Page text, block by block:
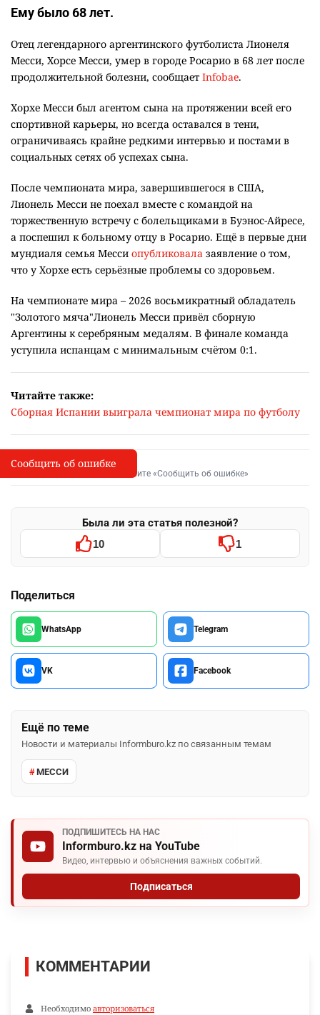
Ему было 68 лет.
Отец легендарного аргентинского футболиста Лионеля
Месси, Хорсе Месси, умер в городе Росарио в 68 лет после
продолжительной болезни, сообщает Infobae.
Хорхе Месси был агентом сына на протяжении всей его
спортивной карьеры, но всегда оставался в тени,
ограничиваясь крайне редкими интервью и постами в
социальных сетях об успехах сына.
После чемпионата мира, завершившегося в США,
Лионель Месси не поехал вместе с командой на
торжественную встречу с болельщиками в Буэнос-Айресе,
а поспешил к больному отцу в Росарио. Ещё в первые дни
мундиаля семья Месси опубликовала заявление о том,
что у Хорхе есть серьёзные проблемы со здоровьем.
На чемпионате мира – 2026 восьмикратный обладатель
"Золотого мяча"Лионель Месси привёл сборную
Аргентины к серебряным медалям. В финале команда
уступила испанцам с минимальным счётом 0:1.
Читайте также:
Сборная Испании выиграла чемпионат мира по футболу
I
Сообщить об опечатке
Выделите фрагмент и нажмите «Сообщить об ошибке»
Была ли эта статья полезной?
10 1
Поделиться
WhatsApp Telegram
VK Facebook
Ещё по теме
Новости и материалы Informburo.kz по связанным темам
МЕССИ
ПОДПИШИТЕСЬ НА НАС
Informburo.kz на YouTube
Видео, интервью и объяснения важных событий.
Подписаться
Сообщить об ошибке
КОММЕНТАРИИ
Необходимо авторизоваться